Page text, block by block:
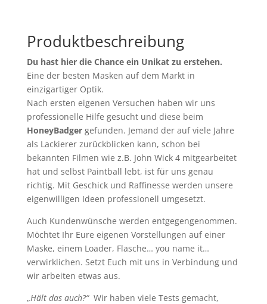
Produktbeschreibung
Du hast hier die Chance ein Unikat zu erstehen.
Eine der besten Masken auf dem Markt in
einzigartiger Optik.
Nach ersten eigenen Versuchen haben wir uns
professionelle Hilfe gesucht und diese beim
HoneyBadgergefunden. Jemand der auf viele Jahre
als Lackierer zurückblicken kann, schon bei
bekannten Filmen wie z.B. John Wick 4 mitgearbeitet
hat und selbst Paintball lebt, ist für uns genau
richtig. Mit Geschick und Raffinesse werden unsere
eigenwilligen Ideen professionell umgesetzt.
Auch Kundenwünsche werden entgegengenommen.
Möchtet Ihr Eure eigenen Vorstellungen auf einer
Maske, einem Loader, Flasche… you name it…
verwirklichen. Setzt Euch mit uns in Verbindung und
wir arbeiten etwas aus.
„Hält das auch?“ Wir haben viele Tests gemacht,